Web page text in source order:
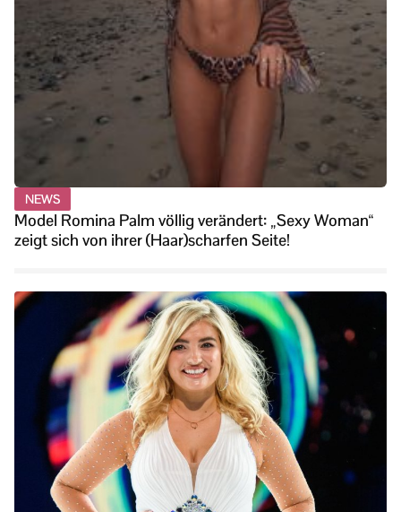
NEWS
Model Romina Palm völlig verändert: „Sexy Woman“
zeigt sich von ihrer (Haar)scharfen Seite!